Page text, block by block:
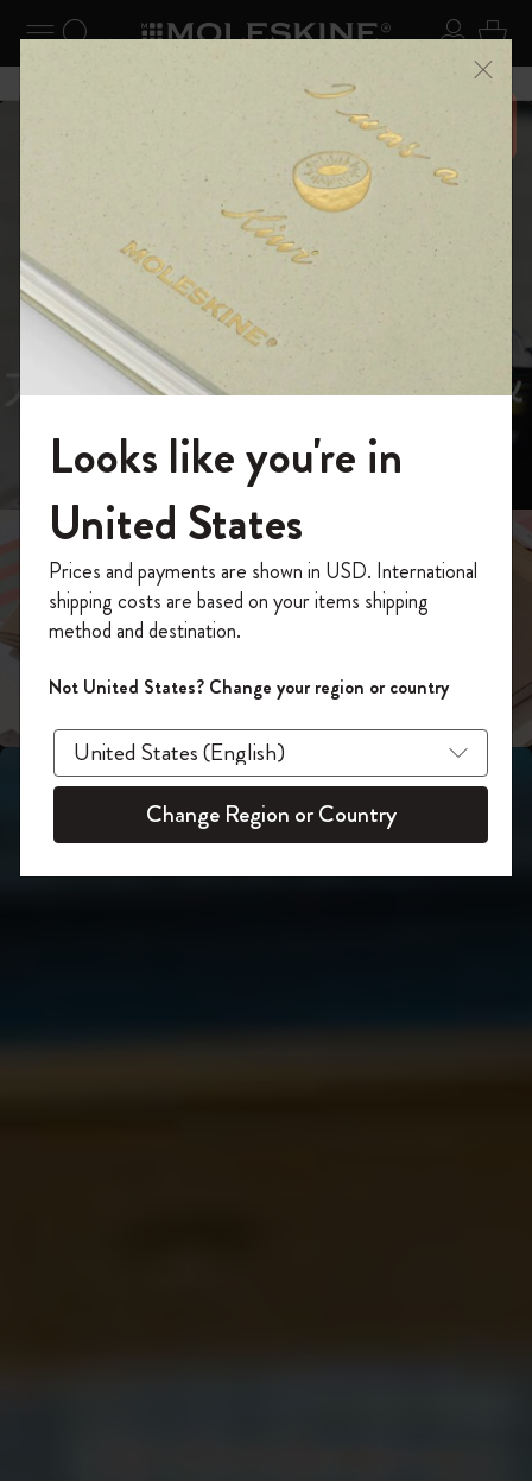
ナビゲーションの切替 ログ
検索 (キーワードなど) カ
6,500円以上のご購入で送料無料 メニ
ーを閉じる
あるページから始まる物語
Reframe
Sunglasses（リフレー
ム サングラス）
スライド表示0
スライド表示1
スライド表示2
スライド表示3
スライド表示4
スライド表示5
モレスキンの世界へようこそ
「WELCOME10」を入力すると、初回注
文が10%オフ＋送料無料になります。セ
ール・アウトレット品は適用外。
Moleskineアカウントを作成して限定オフ
ァーや会員特典、さらに多くのインスピ
レーションを手に入れましょう。
今すぐ会員登録 !
Looks like you're in
United States
Prices and payments are shown in USD. International
shipping costs are based on your items shipping
method and destination.
Not United States? Change your region or country
Change Region or Country